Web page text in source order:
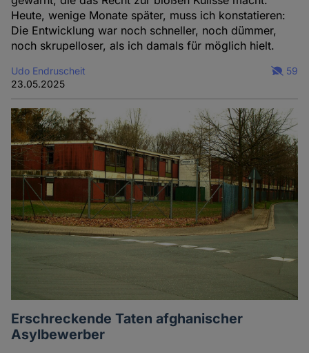
Heute, wenige Monate später, muss ich konstatieren:
Die Entwicklung war noch schneller, noch dümmer,
noch skrupelloser, als ich damals für möglich hielt.
Udo Endruscheit
23.05.2025
59
Erschreckende Taten afghanischer
Asylbewerber